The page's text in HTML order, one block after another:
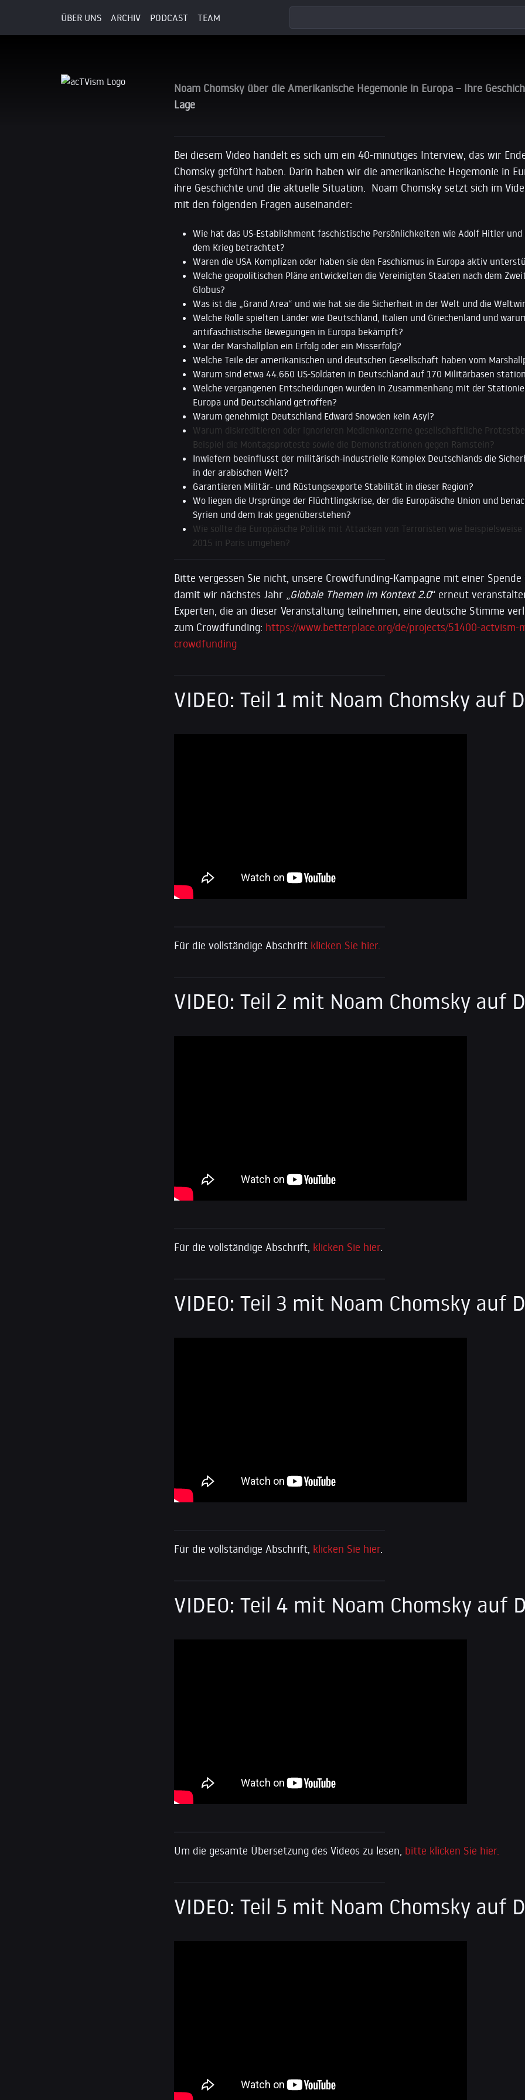
ÜBER UNS ARCHIV PODCAST TEAM
Geschichte und die Aktuelle Lage
Noam Chomsky über die Amerikanische Hegemonie in Europa – Ihre
Lage
Bei diesem Video handelt es sich um ein 40-minütiges Interview, das wir
Chomsky geführt haben. Darin haben wir die amerikanische Hegemonie in
ihre Geschichte und die aktuelle Situation. Noam Chomsky setzt sich im
mit den folgenden Fragen auseinander:
Wie hat das US-Establishment faschistische Persönlichkeiten wie Adolf Hitler
dem Krieg betrachtet?
Waren die USA Komplizen oder haben sie den Faschismus in Europa aktiv
Welche geopolitischen Pläne entwickelten die Vereinigten Staaten nach dem
Globus?
Was ist die „Grand Area“ und wie hat sie die Sicherheit in der Welt und die
Welche Rolle spielten Länder wie Deutschland, Italien und Griechenland und
antifaschistische Bewegungen in Europa bekämpft?
War der Marshallplan ein Erfolg oder ein Misserfolg?
Welche Teile der amerikanischen und deutschen Gesellschaft haben vom
Warum sind etwa 44.660 US-Soldaten in Deutschland auf 170 Militärbasen
Welche vergangenen Entscheidungen wurden in Zusammenhang mit der
Europa und Deutschland getroffen?
Warum genehmigt Deutschland Edward Snowden kein Asyl?
Warum diskreditieren oder ignorieren Medienkonzerne gesellschaftliche
Beispiel die Montagsproteste sowie die Demonstrationen gegen Ramstein?
Inwiefern beeinflusst der militärisch-industrielle Komplex Deutschlands die
in der arabischen Welt?
Garantieren Militär- und Rüstungsexporte Stabilität in dieser Region?
Wo liegen die Ursprünge der Flüchtlingskrise, der die Europäische Union und
Syrien und dem Irak gegenüberstehen?
Wie sollte die Europäische Politik mit Attacken von Terroristen wie beispielsweise
2015 in Paris umgehen?
Bitte vergessen Sie nicht, unsere Crowdfunding-Kampagne mit einer
damit wir nächstes Jahr „Globale Themen im Kontext 2.0“ erneut
Experten, die an dieser Veranstaltung teilnehmen, eine deutsche Stimme
zum Crowdfunding: https://www.betterplace.org/de/projects/51400-actvism-
crowdfunding
VIDEO: Teil 1 mit Noam Chomsky auf
Für die vollständige Abschrift klicken Sie hier.
VIDEO: Teil 2 mit Noam Chomsky auf
Für die vollständige Abschrift, klicken Sie hier.
VIDEO: Teil 3 mit Noam Chomsky auf
Für die vollständige Abschrift, klicken Sie hier.
VIDEO: Teil 4 mit Noam Chomsky auf
Um die gesamte Übersetzung des Videos zu lesen, bitte klicken Sie hier.
VIDEO: Teil 5 mit Noam Chomsky auf